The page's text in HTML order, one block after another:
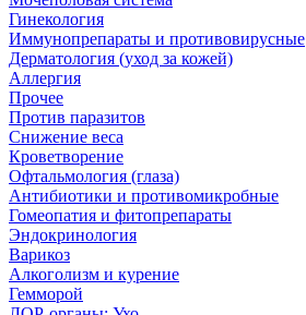
Гинекология
Иммунопрепараты и противовирусные
Дерматология (уход за кожей)
Аллергия
Прочее
Против паразитов
Снижение веса
Кроветворение
Офтальмология (глаза)
Антибиотики и противомикробные
Гомеопатия и фитопрепараты
Эндокринология
Варикоз
Алкоголизм и курение
Гемморой